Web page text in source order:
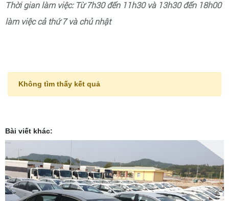
Thời gian làm việc: Từ 7h30 đến 11h30 và 13h30 đến 18h00
làm việc cả thứ 7 và chủ nhật
Không tìm thấy kết quả
Bài viết khác: